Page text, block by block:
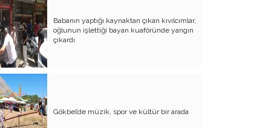
Belediye Başkanı'na Neden Oy
Vermeliyim?
AKP'nin Mülteci Politikası ve
şehitlerimiz!..
Geleceğimize biz karar verelim!..
Kamacı’nın resti!.. İYİ Parti’nin kararı
Emine öğretmenim; Atatürk sizlere
güvendi!..
Babanın yaptığı kaynaktan çıkan kıvılcımlar,
oğlunun işlettiği bayan kuaföründe yangın
çıkardı
Gökbel’de müzik, spor ve kültür bir arada